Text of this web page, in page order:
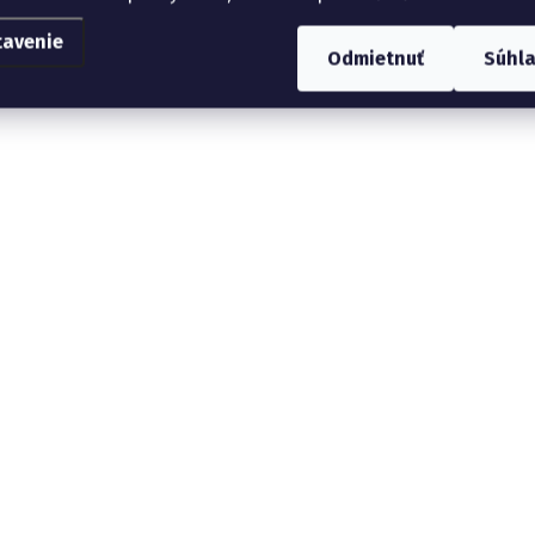
Odmietnuť